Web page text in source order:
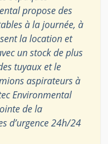
propose des
à la journée, à
la location et
un stock de plus
tuyaux et le
aspirateurs à
Environmental
de la
d’urgence 24h/24